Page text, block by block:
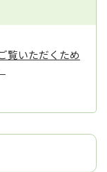
覧いただくため